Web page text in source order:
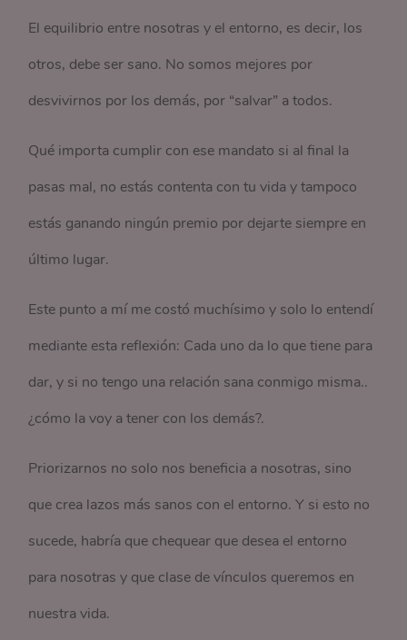
El equilibrio entre nosotras y el entorno, es decir, los
otros, debe ser sano. No somos mejores por
desvivirnos por los demás, por “salvar” a todos.
Qué importa cumplir con ese mandato si al final la
pasas mal, no estás contenta con tu vida y tampoco
estás ganando ningún premio por dejarte siempre en
último lugar.
Este punto a mí me costó muchísimo y solo lo entendí
mediante esta reflexión: Cada uno da lo que tiene para
dar, y si no tengo una relación sana conmigo misma..
¿cómo la voy a tener con los demás?.
Priorizarnos no solo nos beneficia a nosotras, sino
que crea lazos más sanos con el entorno. Y si esto no
sucede, habría que chequear que desea el entorno
para nosotras y que clase de vínculos queremos en
nuestra vida.